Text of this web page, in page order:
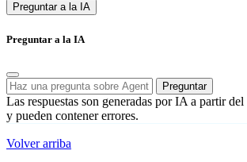
Preguntar a la IA
Preguntar a la IA
Preguntar
Las respuestas son generadas por IA a partir
y pueden contener errores.
Volver arriba